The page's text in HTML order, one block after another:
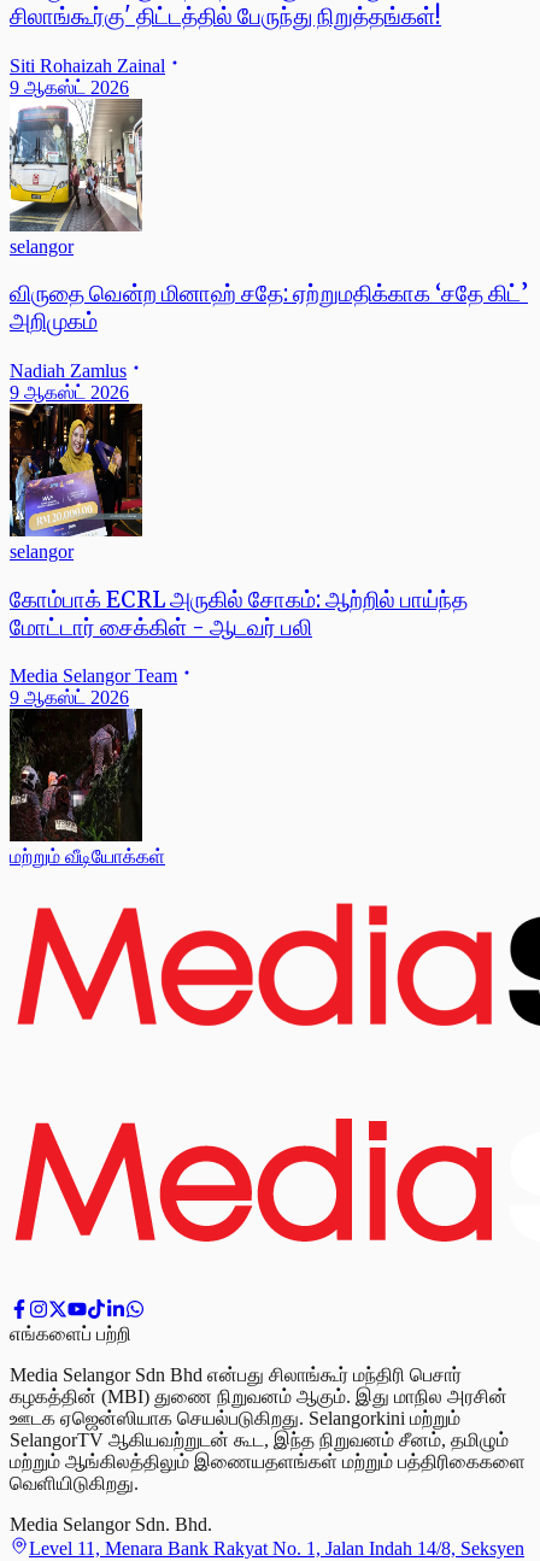
சிலாங்கூர்கு' திட்டத்தில் பேருந்து நிறுத்தங்கள்!
Siti Rohaizah Zainal
9 ஆகஸ்ட் 2026
selangor
விருதை வென்ற மினாஹ் சதே: ஏற்றுமதிக்காக ‘சதே கிட்’
அறிமுகம்
Nadiah Zamlus
9 ஆகஸ்ட் 2026
selangor
கோம்பாக் ECRL அருகில் சோகம்: ஆற்றில் பாய்ந்த
மோட்டார் சைக்கிள் - ஆடவர் பலி
Media Selangor Team
9 ஆகஸ்ட் 2026
மற்றும் வீடியோக்கள்
எங்களைப் பற்றி
Media Selangor Sdn Bhd என்பது சிலாங்கூர் மந்திரி பெசார்
கழகத்தின் (MBI) துணை நிறுவனம் ஆகும். இது மாநில அரசின்
ஊடக ஏஜென்ஸியாக செயல்படுகிறது. Selangorkini மற்றும்
SelangorTV ஆகியவற்றுடன் கூட, இந்த நிறுவனம் சீனம், தமிழும்
மற்றும் ஆங்கிலத்திலும் இணையதளங்கள் மற்றும் பத்திரிகைகளை
வெளியிடுகிறது.
Media Selangor Sdn. Bhd.
Level 11, Menara Bank Rakyat No. 1, Jalan Indah 14/8, Seksyen